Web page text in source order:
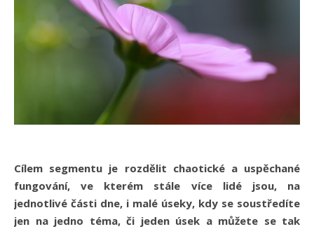
Cílem segmentu je rozdělit chaotické a uspěchané
fungování, ve kterém stále více lidé jsou, na
jednotlivé části dne, i malé úseky, kdy se soustředíte
jen na jedno téma, či jeden úsek a můžete se tak